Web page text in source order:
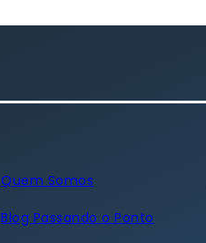
Quem Somos
Blog Passando o Ponto